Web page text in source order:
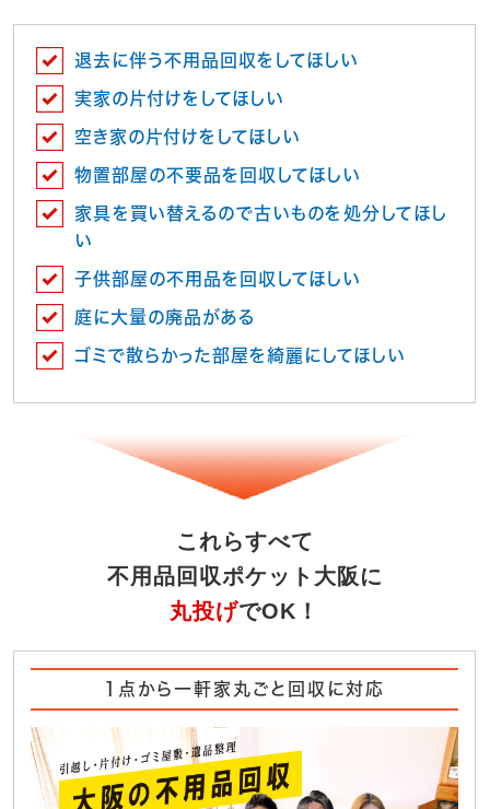
退去に伴う不用品回収をしてほしい
実家の片付けをしてほしい
空き家の片付けをしてほしい
物置部屋の不要品を回収してほしい
家具を買い替えるので古いものを処分してほし
い
子供部屋の不用品を回収してほしい
庭に大量の廃品がある
ゴミで散らかった部屋を綺麗にしてほしい
これらすべて
不用品回収ポケット大阪に
丸投げでOK！
1点から一軒家丸ごと回収に対応